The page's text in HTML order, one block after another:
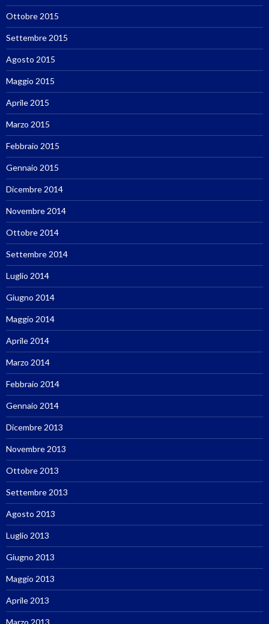
Ottobre 2015
Settembre 2015
Agosto 2015
Maggio 2015
Aprile 2015
Marzo 2015
Febbraio 2015
Gennaio 2015
Dicembre 2014
Novembre 2014
Ottobre 2014
Settembre 2014
Luglio 2014
Giugno 2014
Maggio 2014
Aprile 2014
Marzo 2014
Febbraio 2014
Gennaio 2014
Dicembre 2013
Novembre 2013
Ottobre 2013
Settembre 2013
Agosto 2013
Luglio 2013
Giugno 2013
Maggio 2013
Aprile 2013
Marzo 2013